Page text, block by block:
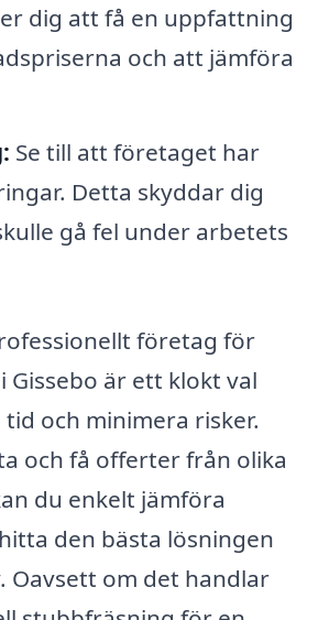
dig att få en uppfattning
och att jämföra
Se till att företaget har
Detta skyddar dig
gå fel under arbetets
företag för
Gissebo är ett klokt val
och minimera risker.
och få offerter från olika
du enkelt jämföra
den bästa lösningen
Oavsett om det handlar